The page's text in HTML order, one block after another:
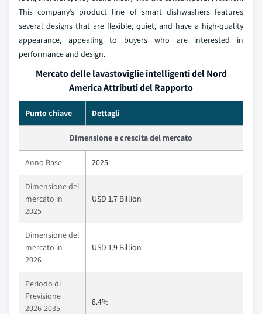
This company’s product line of smart dishwashers features
several designs that are flexible, quiet, and have a high-quality
appearance, appealing to buyers who are interested in
performance and design.
Mercato delle lavastoviglie intelligenti del Nord
America Attributi del Rapporto
Punto chiave Dettagli
Dimensione e crescita del mercato
Anno Base 2025
Dimensione del
mercato in
2025
USD 1.7 Billion
Dimensione del
mercato in
2026
USD 1.9 Billion
Periodo di
Previsione
2026-2035
8.4%